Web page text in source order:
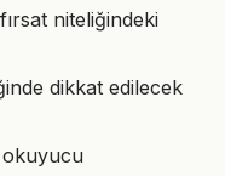
niteliğindeki
dikkat edilecek
okuyucu